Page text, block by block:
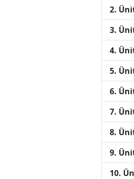
2.
3.
4.
5.
6.
7.
8.
9.
10.